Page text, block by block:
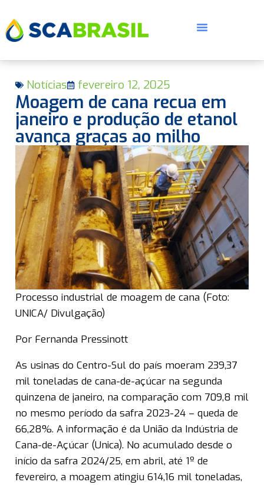
Notícias fevereiro 12, 2025
Moagem de cana recua em
janeiro e produção de etanol
avança graças ao milho
Processo industrial de moagem de cana (Foto:
UNICA/ Divulgação)
Por Fernanda Pressinott
As usinas do Centro-Sul do país moeram 239,37
mil toneladas de cana-de-açúcar na segunda
quinzena de janeiro, na comparação com 709,8 mil
no mesmo período da safra 2023-24 – queda de
66,28%. A informação é da União da Indústria de
Cana-de-Açúcar (Unica). No acumulado desde o
início da safra 2024/25, em abril, até 1º de
fevereiro, a moagem atingiu 614,16 mil toneladas,